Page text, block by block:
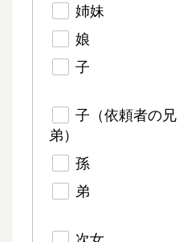
姉妹
娘
子
子（依頼者の兄
弟）
孫
弟